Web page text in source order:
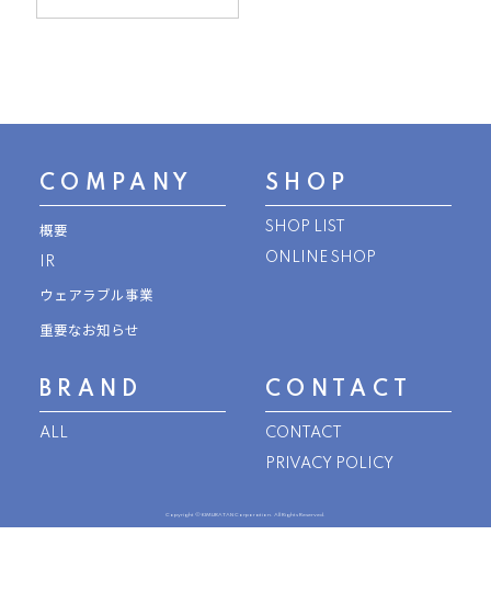
Coeur a Coeur
メルヘンな世界が広がるお洋服を皆さまにお届けしま
Biquette Club
上品な可愛らしさとトレンドをミックスさせた
ア
<ノウズ>
見てわくわく、着てニコニコ
テンションの上がる大好きなモチーフや遊び心ある
ONLINE STORE
COMPANY
概要
IR
ウェアラブル事業
重要なお知らせ
SHOP
SHOP LIST
ONLINE SHOP
BRAND
ALL
CONTACT
CONTACT
PRIVACY POLICY
Copyright © KIMURATAN Corporation. All Rights Reserved.